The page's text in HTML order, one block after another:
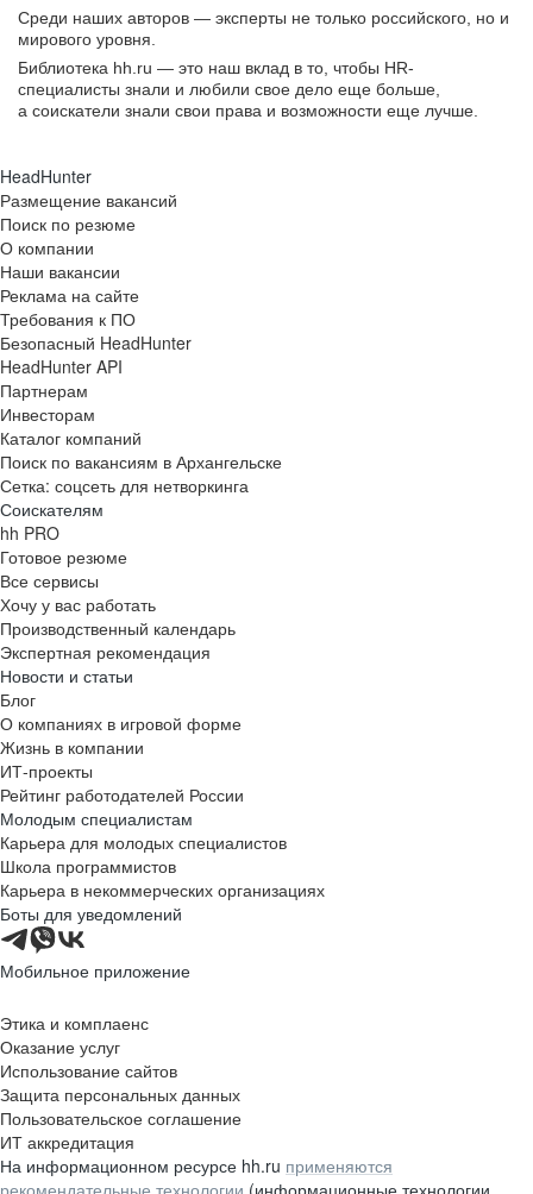
Среди наших авторов — эксперты не только российского, но и
мирового уровня.
Библиотека hh.ru — это наш вклад в то, чтобы HR-
специалисты знали и любили свое дело еще больше,
а соискатели знали свои права и возможности еще лучше.
HeadHunter
Размещение вакансий
Поиск по резюме
О компании
Наши вакансии
Реклама на сайте
Требования к ПО
Безопасный HeadHunter
HeadHunter API
Партнерам
Инвесторам
Каталог компаний
Поиск по вакансиям в Архангельске
Сетка: соцсеть для нетворкинга
Соискателям
hh PRO
Готовое резюме
Все сервисы
Хочу у вас работать
Производственный календарь
Экспертная рекомендация
Новости и статьи
Блог
О компаниях в игровой форме
Жизнь в компании
ИТ-проекты
Рейтинг работодателей России
Молодым специалистам
Карьера для молодых специалистов
Школа программистов
Карьера в некоммерческих организациях
Боты для уведомлений
Мобильное приложение
Этика и комплаенс
Оказание услуг
Использование сайтов
Защита персональных данных
Пользовательское соглашение
ИТ аккредитация
На информационном ресурсе hh.ru применяются
рекомендательные технологии (информационные технологии